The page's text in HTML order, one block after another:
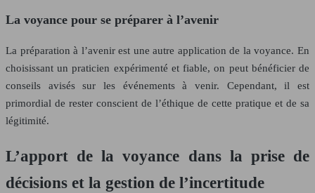
La voyance pour se préparer à l’avenir
La préparation à l’avenir est une autre application de la voyance. En
choisissant un praticien expérimenté et fiable, on peut bénéficier de
conseils avisés sur les événements à venir. Cependant, il est
primordial de rester conscient de l’éthique de cette pratique et de sa
légitimité.
L’apport de la voyance dans la prise de
décisions et la gestion de l’incertitude